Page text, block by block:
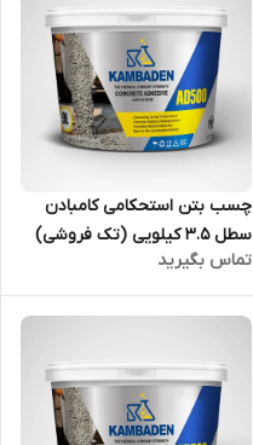
چسب بتن استحکامی کامبادن
سطل 3.5 کیلویی (تک فروشی)
تماس بگیرید